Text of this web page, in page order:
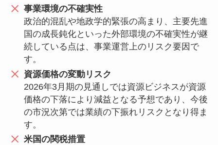
事業環境の不確実性
政治的混乱や地政学的緊張の高まり、主要先進
国の成長鈍化といった外部環境の不確実性が継
続している点は、事業運営上のリスク要因で
す。
資源価格の変動リスク
2026年3月期の見通しでは資源ビジネスが資源
価格の下落により減益となる予想であり、今後
の市況次第では業績の下振れリスクとなり得ま
す。
米国の関税措置